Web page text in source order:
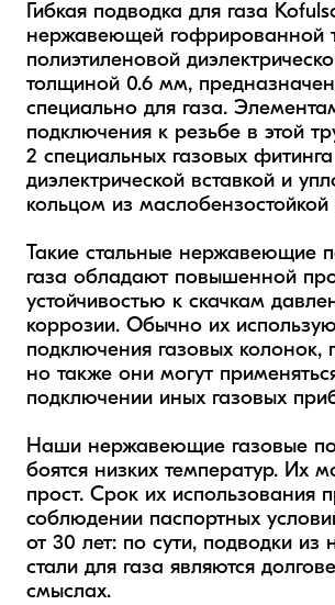
Гибкая подводка для газа
нержавеющей гофрированной
полиэтиленовой
толщиной 0.6 мм,
специально для газа.
подключения к резьбе в этой
2 специальных газовых
диэлектрической вставкой и
кольцом из
Такие стальные нержавеющие
газа обладают повышенной
устойчивостью к скачкам
коррозии. Обычно их
подключения газовых колонок,
но также они могут
подключении иных газовых
Наши нержавеющие газовые
боятся низких температур. Их
прост. Срок их использования
соблюдении паспортных
от 30 лет: по сути, подводки
стали для газа являются
смыслах.